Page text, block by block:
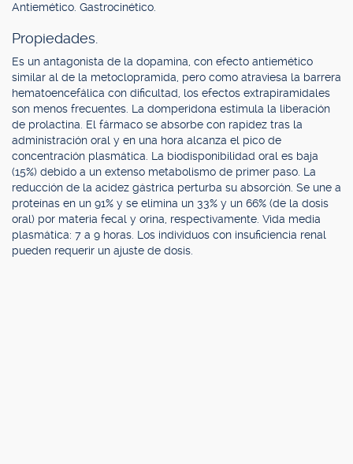
Antiemético. Gastrocinético.
Propiedades.
Es un antagonista de la dopamina, con efecto antiemético
similar al de la metoclopramida, pero como atraviesa la barrera
hematoencefálica con dificultad, los efectos extrapiramidales
son menos frecuentes. La domperidona estimula la liberación
de prolactina. El fármaco se absorbe con rapidez tras la
administración oral y en una hora alcanza el pico de
concentración plasmática. La biodisponibilidad oral es baja
(15%) debido a un extenso metabolismo de primer paso. La
reducción de la acidez gástrica perturba su absorción. Se une a
proteínas en un 91% y se elimina un 33% y un 66% (de la dosis
oral) por materia fecal y orina, respectivamente. Vida media
plasmática: 7 a 9 horas. Los individuos con insuficiencia renal
pueden requerir un ajuste de dosis.